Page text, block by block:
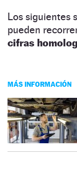
Los siguientes
pueden
cifras
MÁS INFORMACIÓN